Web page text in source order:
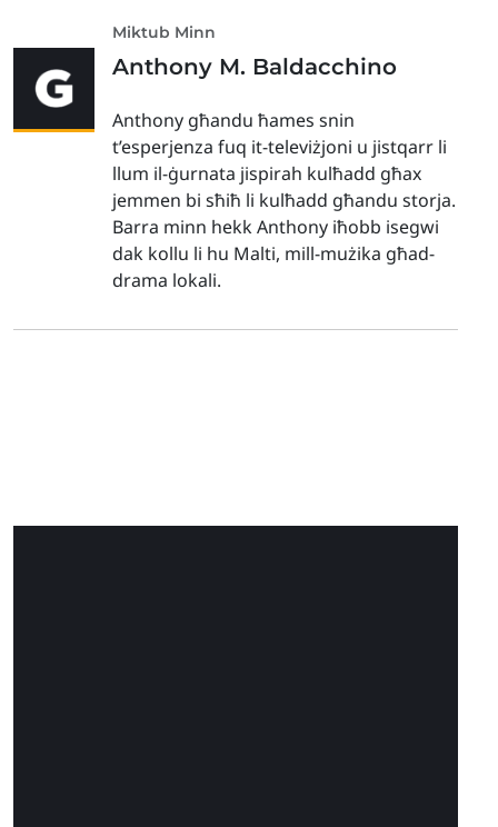
Miktub Minn
Anthony M. Baldacchino
Anthony għandu ħames snin
t’esperjenza fuq it-televiżjoni u jistqarr li
llum il-ġurnata jispirah kulħadd għax
jemmen bi sħiħ li kulħadd għandu storja.
Barra minn hekk Anthony iħobb isegwi
dak kollu li hu Malti, mill-mużika għad-
drama lokali.